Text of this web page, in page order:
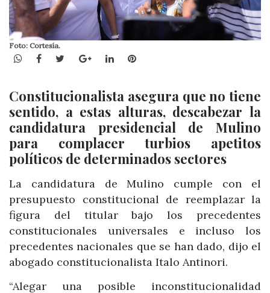
Foto: Cortesía.
WhatsApp
Facebook
TwitterGoogle+LinkedInPinterest
Constitucionalista asegura que no tiene
sentido, a estas alturas, descabezar la
candidatura presidencial de Mulino
para complacer turbios apetitos
políticos de determinados sectores
La candidatura de Mulino cumple con el
presupuesto constitucional de reemplazar la
figura del titular bajo los precedentes
constitucionales universales e incluso los
precedentes nacionales que se han dado, dijo el
abogado constitucionalista Italo Antinori.
“Alegar una posible inconstitucionalidad